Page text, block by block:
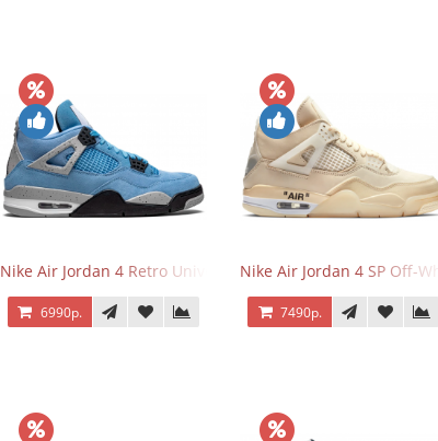
Nike Air Jordan 4 Retro University Blue
6990р.
Nike Air Jordan 4 SP Off-
7490р.